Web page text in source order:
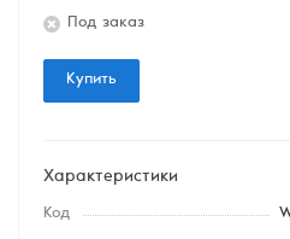
Под заказ
Купить
Характеристики
Код